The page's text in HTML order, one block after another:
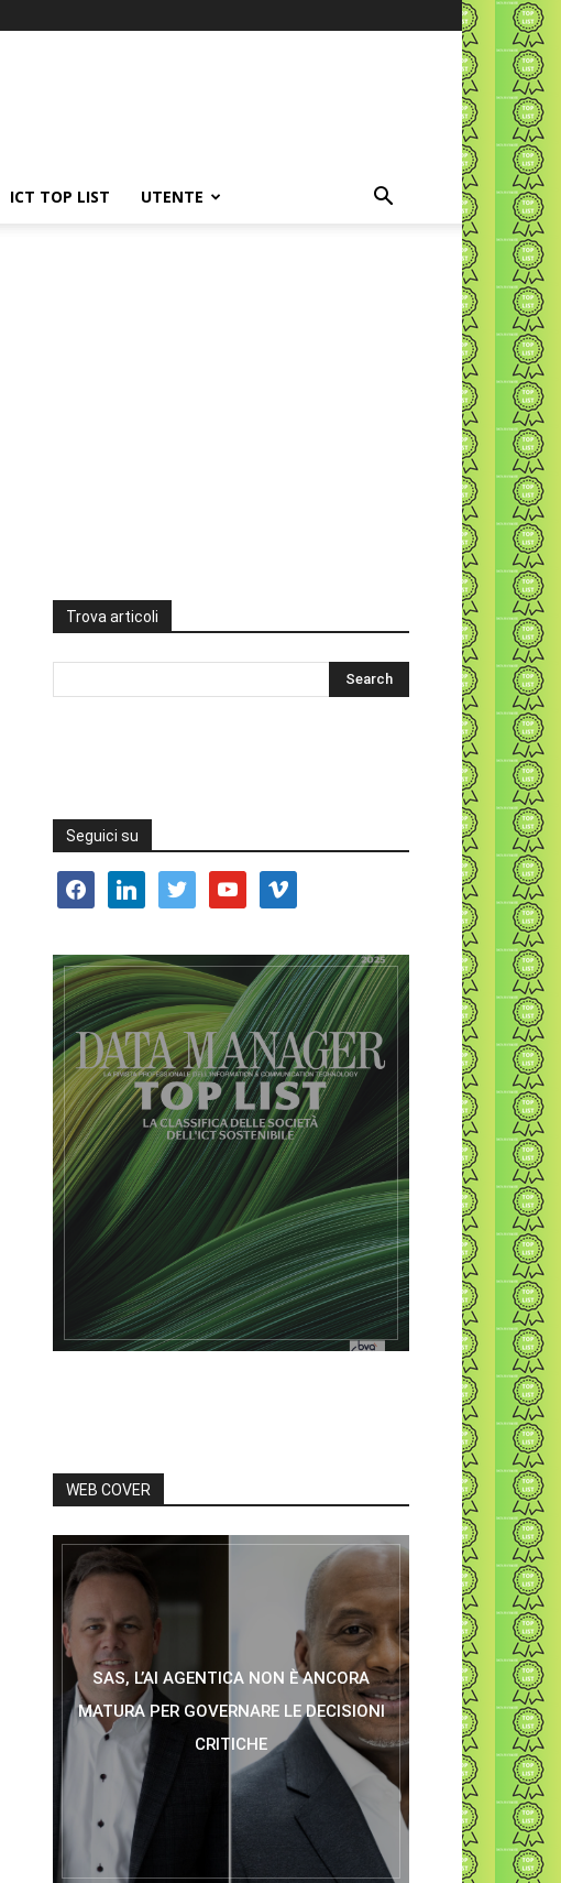
ICT TOP LIST UTENTE
Trova articoli
Seguici su
facebooklinkedin twitter youtube vimeo
WEB COVER
SAS, L’AI AGENTICA NON È ANCORA
MATURA PER GOVERNARE LE DECISIONI
CRITICHE